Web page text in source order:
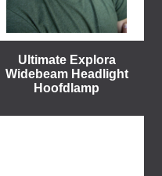
Ultimate Explora
Widebeam Headlight
Hoofdlamp